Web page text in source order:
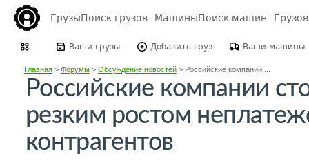
ГрузыПоиск грузов МашиныПоиск машин
Ваши грузы Добавить груз Ваши машины
Главная> Форумы> Обсуждение новостей> Российские компании ...
Российские компании
резким ростом
контрагентов